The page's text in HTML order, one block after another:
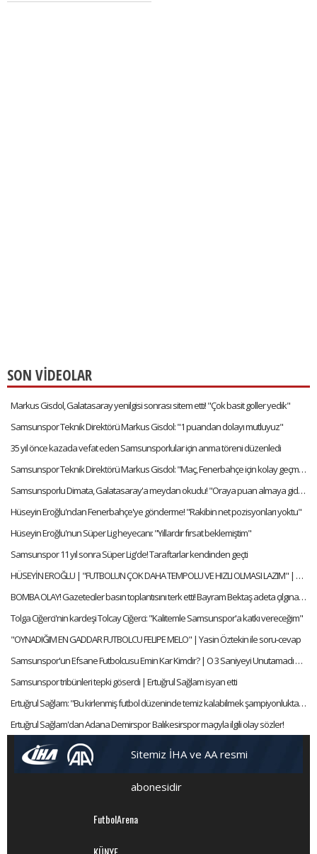
SON VİDEOLAR
Markus Gisdol, Galatasaray yenilgisi sonrası sitem etti! "Çok basit goller yedik"
Samsunspor Teknik Direktörü Markus Gisdol: "1 puandan dolayı mutluyuz"
35 yıl önce kazada vefat eden Samsunsporlular için anma töreni düzenledi
Samsunspor Teknik Direktörü Markus Gisdol: "Maç, Fenerbahçe için kolay geçmeyecek"
Samsunsporlu Dimata, Galatasaray'a meydan okudu! "Oraya puan almaya gideceğiz."
Hüseyin Eroğlu'ndan Fenerbahçe'ye gönderme! "Rakibin net pozisyonları yoktu"
Hüseyin Eroğlu'nun Süper Lig heyecanı: "Yıllardır fırsat beklemiştim"
Samsunspor 11 yıl sonra Süper Lig'de! Taraftarlar kendinden geçti
HÜSEYİN EROĞLU | "FUTBOLUN ÇOK DAHA TEMPOLU VE HIZLI OLMASI LAZIM" | ERTAN SÜZGÜN | ÖZEL RÖPORTAJ
BOMBA OLAY! Gazeteciler basın toplantısını terk etti! Bayram Bektaş adeta çılgına çıldına döndü!
Tolga Ciğerci'nin kardeşi Tolcay Ciğerci: "Kalitemle Samsunspor'a katkı vereceğim"
"OYNADIĞIM EN GADDAR FUTBOLCU FELIPE MELO" | Yasin Öztekin ile soru-cevap
Samsunspor'un Efsane Futbolcusu Emin Kar Kimdir? | O 3 Saniyeyi Unutamadı | Futbol Hikayeleri #42
Samsunspor tribünleri tepki göserdi | Ertuğrul Sağlam isyan etti
Ertuğrul Sağlam: "Bu kirlenmiş futbol düzeninde temiz kalabilmek şampiyonluktan daha değerli"
Ertuğrul Sağlam'dan Adana Demirspor  Balıkesirspor maçıyla ilgili olay sözler!
Sitemiz İHA ve AA resmi
abonesidir
FutbolArena